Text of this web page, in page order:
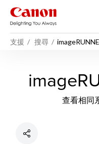
支援 搜尋
查看相同